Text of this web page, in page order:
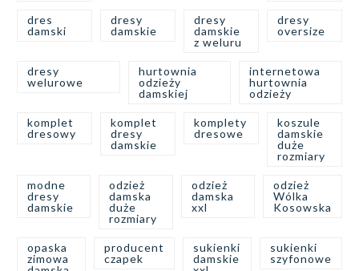
dres
damski
dresy
damskie
dresy
damskie
z weluru
dresy
oversize
dresy
welurowe
hurtownia
odzieży
damskiej
internetowa
hurtownia
odzieży
komplet
dresowy
komplet
dresy
damskie
komplety
dresowe
koszule
damskie
duże
rozmiary
modne
dresy
damskie
odzież
damska
duże
rozmiary
odzież
damska
xxl
odzież
Wólka
Kosowska
opaska
zimowa
producent
czapek
sukienki
damskie
sukienki
szyfonowe